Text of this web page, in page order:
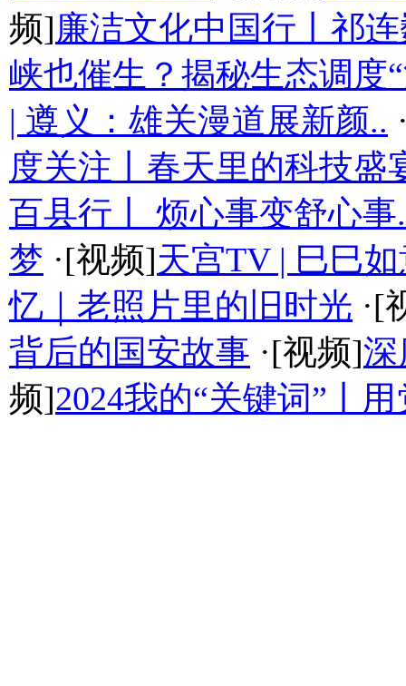
频]廉洁文化中国行丨祁
峡也催生？揭秘生态调度
| 遵义：雄关漫道展新颜..
度关注丨春天里的科技盛
百县行丨 烦心事变舒心事
梦 ·[视频]天宫TV | 巳巳
忆｜老照片里的旧时光 ·[
背后的国安故事 ·[视频]深
频]2024我的“关键词”丨